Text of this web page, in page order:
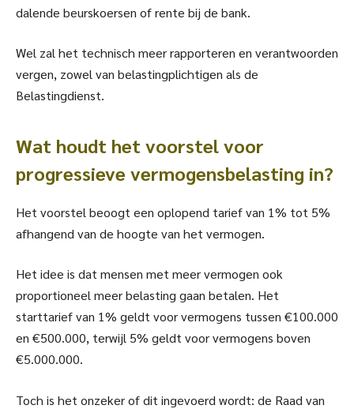
dalende beurskoersen of rente bij de bank.
Wel zal het technisch meer rapporteren en verantwoorden
vergen, zowel van belastingplichtigen als de
Belastingdienst.
Wat houdt het voorstel voor
progressieve vermogensbelasting in?
Het voorstel beoogt een oplopend tarief van 1% tot 5%
afhangend van de hoogte van het vermogen.
Het idee is dat mensen met meer vermogen ook
proportioneel meer belasting gaan betalen. Het
starttarief van 1% geldt voor vermogens tussen €100.000
en €500.000, terwijl 5% geldt voor vermogens boven
€5.000.000.
Toch is het onzeker of dit ingevoerd wordt: de Raad van